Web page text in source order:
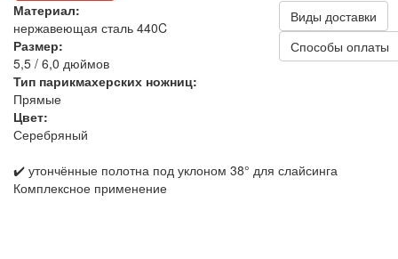
Материал:
нержавеющая сталь 440C
Размер:
5,5 / 6,0 дюймов
Тип парикмахерских ножниц:
Прямые
Цвет:
Серебряный
Виды доставки
Способы оплаты
✔️ утончённые полотна под уклоном 38° для слайсинга
Комплексное применение